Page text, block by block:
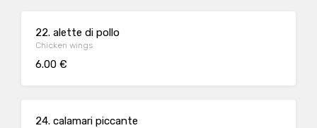
22. alette di pollo
Chicken wings
6.00 €
24. calamari piccante